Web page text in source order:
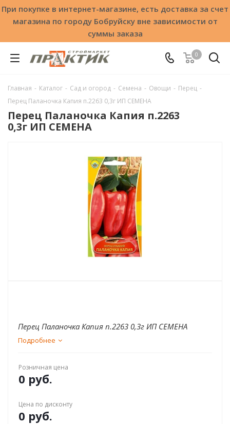
При покупке в интернет-магазине, есть доставка за счет
магазина по городу Бобруйску вне зависимости от
суммы заказа
0
Главная - Каталог - Сад и огород - Семена - Овощи - Перец -
Перец Паланочка Капия п.2263 0,3г ИП СЕМЕНА
Перец Паланочка Капия п.2263
0,3г ИП СЕМЕНА
Перец Паланочка Капия п.2263 0,3г ИП СЕМЕНА
Подробнее
Розничная цена
0 руб.
Цена по дисконту
0 руб.